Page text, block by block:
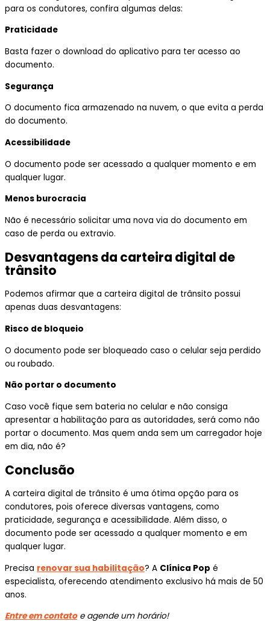
para os condutores, confira algumas delas:
Praticidade
Basta fazer o download do aplicativo para ter acesso ao
documento.
Segurança
O documento fica armazenado na nuvem, o que evita a perda
do documento.
Acessibilidade
O documento pode ser acessado a qualquer momento e em
qualquer lugar.
Menos burocracia
Não é necessário solicitar uma nova via do documento em
caso de perda ou extravio.
Desvantagens da carteira digital de
trânsito
Podemos afirmar que a carteira digital de trânsito possui
apenas duas desvantagens:
Risco de bloqueio
O documento pode ser bloqueado caso o celular seja perdido
ou roubado.
Não portar o documento
Caso você fique sem bateria no celular e não consiga
apresentar a habilitação para as autoridades, será como não
portar o documento. Mas quem anda sem um carregador hoje
em dia, não é?
Conclusão
A carteira digital de trânsito é uma ótima opção para os
condutores, pois oferece diversas vantagens, como
praticidade, segurança e acessibilidade. Além disso, o
documento pode ser acessado a qualquer momento e em
qualquer lugar.
Precisa renovar sua habilitação? A Clínica Pop é
especialista, oferecendo atendimento exclusivo há mais de 50
anos.
Entre em contatoe agende um horário!